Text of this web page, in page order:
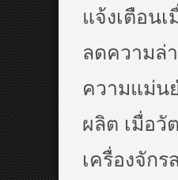
แจ้งเตือน
ลดความล่
ความแม่น
ผลิต เมื่อวั
เครื่องจักร